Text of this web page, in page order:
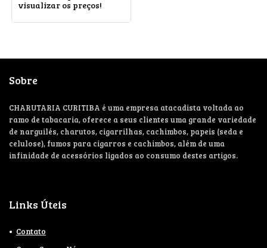
visualizar os preços!
Sobre
CHARUTARIA CURITIBA é uma empresa atacadista voltada ao
ramo de tabacaria, oferece a seus clientes uma grande variedade
de narguilés, charutos, cigarrilhas, cachimbos, papeis (seda e
celulose), fumos para cigarros e cachimbos, além de uma
infinidade de acessórios ligados ao consumo destes artigos.
Links Úteis
Contato